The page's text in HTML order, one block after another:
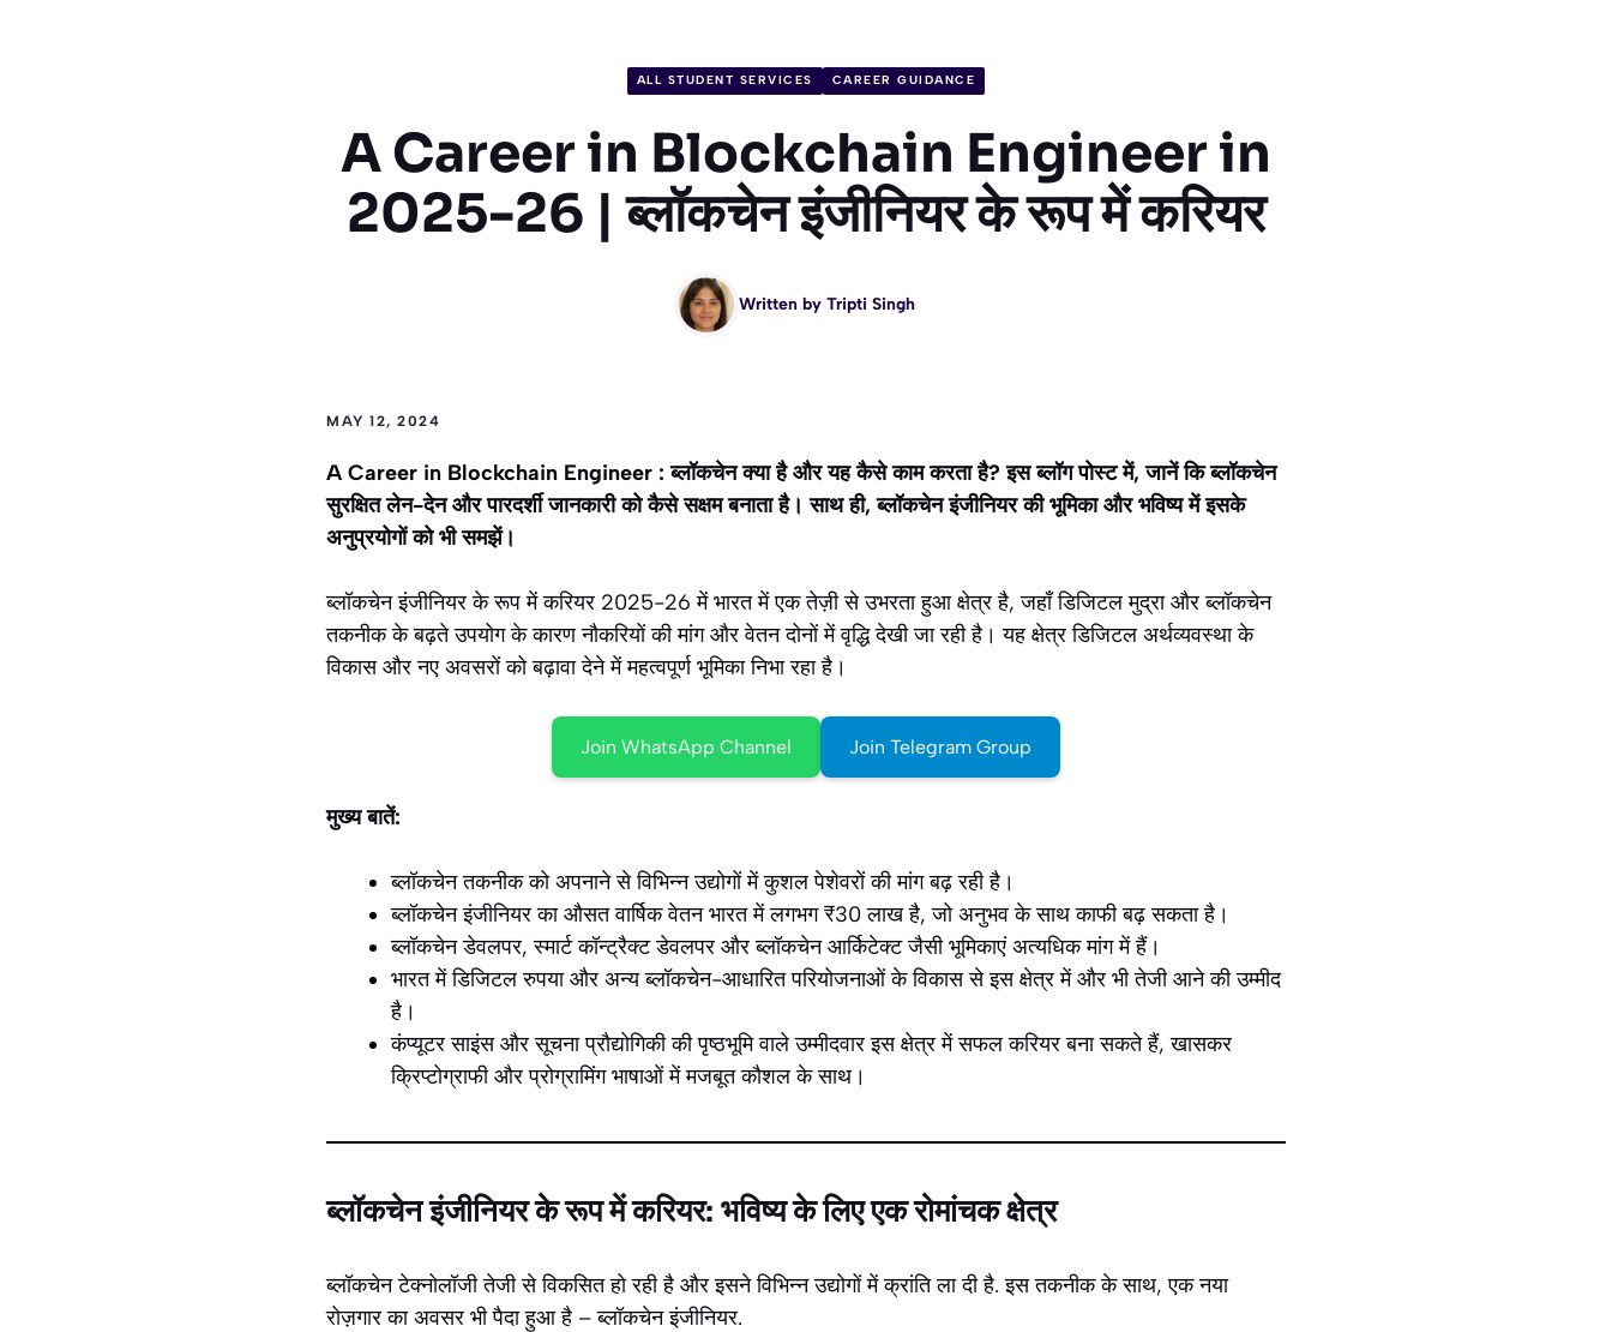
ALL STUDENT SERVICES CAREER GUIDANCE
A Career in Blockchain Engineer in
2025-26 | ब्लॉकचेन इंजीनियर के रूप में करियर
Written by Tripti Singh
MAY 12, 2024
A Career in Blockchain Engineer : ब्लॉकचेन क्या है और यह कैसे काम करता है? इस ब्लॉग पोस्ट में, जानें कि ब्लॉकचेन
सुरक्षित लेन-देन और पारदर्शी जानकारी को कैसे सक्षम बनाता है। साथ ही, ब्लॉकचेन इंजीनियर की भूमिका और भविष्य में इसके
अनुप्रयोगों को भी समझें।
ब्लॉकचेन इंजीनियर के रूप में करियर 2025-26 में भारत में एक तेज़ी से उभरता हुआ क्षेत्र है, जहाँ डिजिटल मुद्रा और ब्लॉकचेन
तकनीक के बढ़ते उपयोग के कारण नौकरियों की मांग और वेतन दोनों में वृद्धि देखी जा रही है। यह क्षेत्र डिजिटल अर्थव्यवस्था के
विकास और नए अवसरों को बढ़ावा देने में महत्वपूर्ण भूमिका निभा रहा है।
Join WhatsApp Channel Join Telegram Group
मुख्य बातें:
ब्लॉकचेन तकनीक को अपनाने से विभिन्न उद्योगों में कुशल पेशेवरों की मांग बढ़ रही है।
ब्लॉकचेन इंजीनियर का औसत वार्षिक वेतन भारत में लगभग ₹30 लाख है, जो अनुभव के साथ काफी बढ़ सकता है।
ब्लॉकचेन डेवलपर, स्मार्ट कॉन्ट्रैक्ट डेवलपर और ब्लॉकचेन आर्किटेक्ट जैसी भूमिकाएं अत्यधिक मांग में हैं।
भारत में डिजिटल रुपया और अन्य ब्लॉकचेन-आधारित परियोजनाओं के विकास से इस क्षेत्र में और भी तेजी आने की उम्मीद
है।
कंप्यूटर साइंस और सूचना प्रौद्योगिकी की पृष्ठभूमि वाले उम्मीदवार इस क्षेत्र में सफल करियर बना सकते हैं, खासकर
क्रिप्टोग्राफी और प्रोग्रामिंग भाषाओं में मजबूत कौशल के साथ।
ब्लॉकचेन इंजीनियर के रूप में करियर: भविष्य के लिए एक रोमांचक क्षेत्र
ब्लॉकचेन टेक्नोलॉजी तेजी से विकसित हो रही है और इसने विभिन्न उद्योगों में क्रांति ला दी है. इस तकनीक के साथ, एक नया
रोज़गार का अवसर भी पैदा हुआ है – ब्लॉकचेन इंजीनियर.